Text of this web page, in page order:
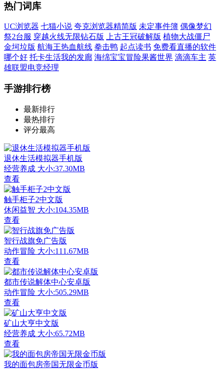
热门词库
UC浏览器 七猫小说 夸克浏览器精简版 未定事件簿 偶像梦幻
祭2台服 穿越火线无限钻石版 上古王冠破解版 植物大战僵尸
金坷垃版 航海王热血航线 拳击鸭 起点读书 免费看直播的软件
哪个好 托卡生活我的发廊 海绵宝宝冒险果酱世界 滴滴车主 英
雄联盟电竞经理
手游排行榜
最新排行
最热排行
评分最高
退休生活模拟器手机版
经营养成 大小:37.30MB
查看
触手柜子2中文版
休闲益智 大小:104.35MB
查看
智行战旗免广告版
动作冒险 大小:111.67MB
查看
都市传说解体中心安卓版
动作冒险 大小:505.29MB
查看
矿山大亨中文版
经营养成 大小:65.72MB
查看
我的面包房帝国无限金币版